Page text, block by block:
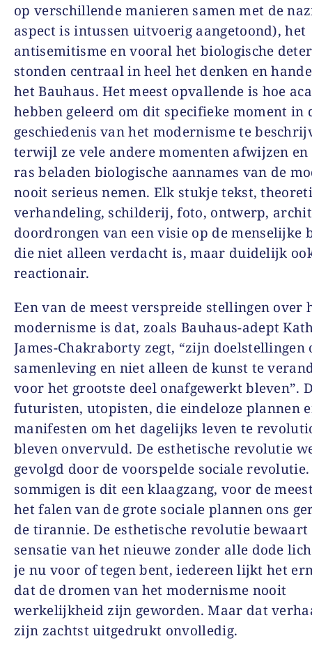
op verschillende manieren samen met de
aspect is intussen uitvoerig aangetoond), het
antisemitisme en vooral het biologische
stonden centraal in heel het denken en
het Bauhaus. Het meest opvallende is hoe
hebben geleerd om dit specifieke moment in
geschiedenis van het modernisme te
terwijl ze vele andere momenten afwijzen en
ras beladen biologische aannames van de
nooit serieus nemen. Elk stukje tekst,
verhandeling, schilderij, foto, ontwerp,
doordrongen van een visie op de menselijke
die niet alleen verdacht is, maar duidelijk
reactionair.
Een van de meest verspreide stellingen over
modernisme is dat, zoals Bauhaus-adept
James-Chakraborty zegt, “zijn doelstellingen
samenleving en niet alleen de kunst te
voor het grootste deel onafgewerkt bleven”.
futuristen, utopisten, die eindeloze plannen
manifesten om het dagelijks leven te
bleven onvervuld. De esthetische revolutie
gevolgd door de voorspelde sociale
sommigen is dit een klaagzang, voor de
het falen van de grote sociale plannen ons
de tirannie. De esthetische revolutie bewaart
sensatie van het nieuwe zonder alle dode
je nu voor of tegen bent, iedereen lijkt het
dat de dromen van het modernisme nooit
werkelijkheid zijn geworden. Maar dat
zijn zachtst uitgedrukt onvolledig.